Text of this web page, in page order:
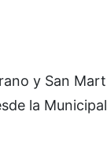
y San
la